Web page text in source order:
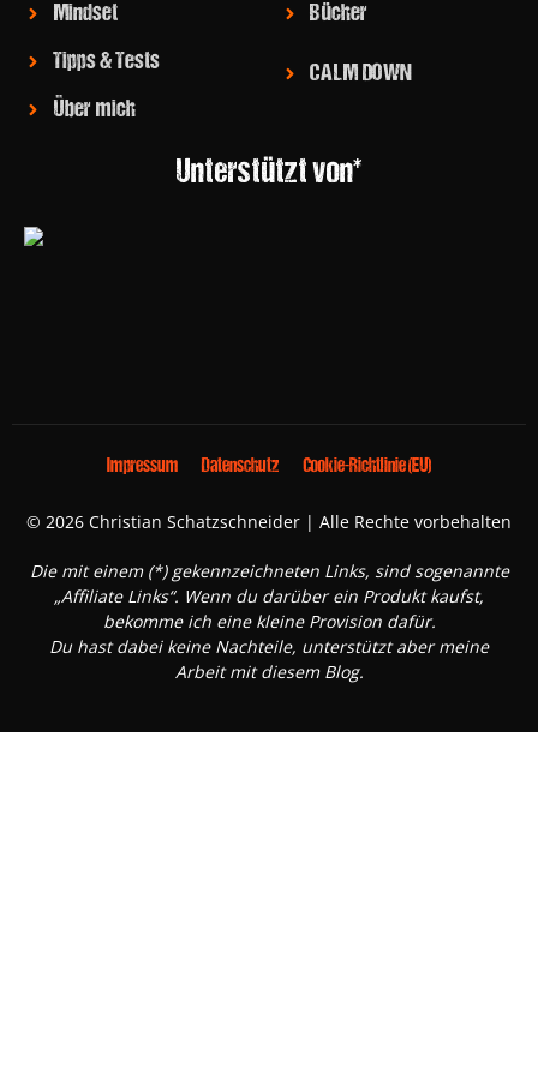
Mindset
Tipps & Tests
Über mich
Bücher
CALM DOWN
Unterstützt von*
Impressum Datenschutz Cookie-Richtlinie (EU)
© 2026 Christian Schatzschneider | Alle Rechte vorbehalten
Die mit einem (*) gekennzeichneten Links, sind sogenannte
„Affiliate Links“. Wenn du darüber ein Produkt kaufst,
bekomme ich eine kleine Provision dafür.
Du hast dabei keine Nachteile, unterstützt aber meine
Arbeit mit diesem Blog.